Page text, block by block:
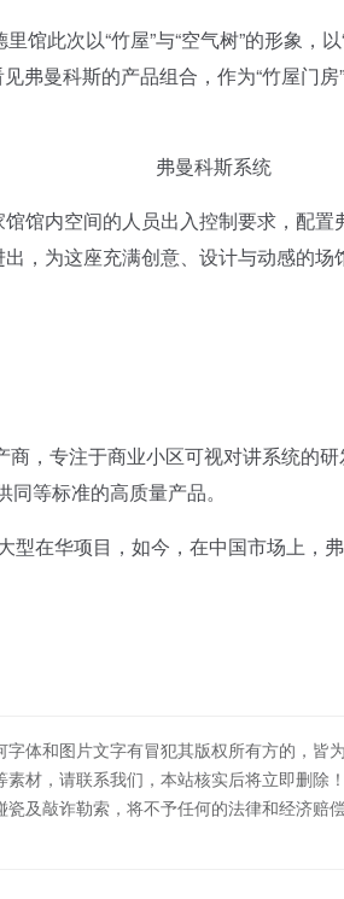
此次以“竹屋”与“空气树”的形象，以
弗曼科斯的产品组合，作为“竹屋门房
科斯系统
馆内空间的人员出入控制要求，配置
，为这座充满创意、设计与动感的场
，专注于商业小区可视对讲系统的研
等标准的高质量产品。
在华项目，如今，在中国市场上，
体和图片文字有冒犯其版权所有方的，皆
材，请联系我们，本站核实后将立即删除
及敲诈勒索，将不予任何的法律和经济赔